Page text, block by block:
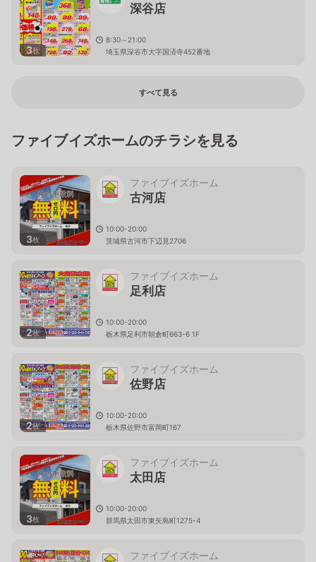
3枚
深谷店
8:30～21:00
埼玉県深谷市大字国済寺452番地
すべて見る
ファイブイズホームのチラシを見る
3枚
ファイブイズホーム
古河店
10:00-20:00
茨城県古河市下辺見2706
2枚
ファイブイズホーム
足利店
10:00-20:00
栃木県足利市朝倉町663-6 1F
2枚
ファイブイズホーム
佐野店
10:00-20:00
栃木県佐野市富岡町167
3枚
ファイブイズホーム
太田店
10:00-20:00
群馬県太田市東矢島町1275-4
ファイブイズホーム